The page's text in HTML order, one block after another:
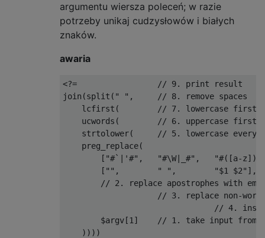
argumentu wiersza poleceń; w razie
potrzeby unikaj cudzysłowów i białych
znaków.
awaria
<?=                 // 9. print result
join(split(" ",     // 8. remove spaces
lcfirst(        // 7. lowercase first
ucwords(        // 6. uppercase first
strtolower(     // 5. lowercase
    preg_replace(
["#`|'#",   "#\W|_#",   "#([a-
        ["",        " ",        "$1 $2"],
// 2. replace apostrophes with
// 3. replace non-
// 4.
$argv[1]    // 1. take input from
    ))))